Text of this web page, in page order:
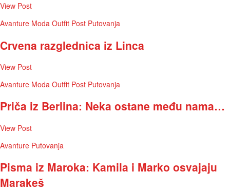
View Post
Avanture Moda Outfit Post Putovanja
Crvena razglednica iz Linca
View Post
Avanture Moda Outfit Post Putovanja
Priča iz Berlina: Neka ostane među nama…
View Post
Avanture Putovanja
Pisma iz Maroka: Kamila i Marko osvajaju
Marakeš